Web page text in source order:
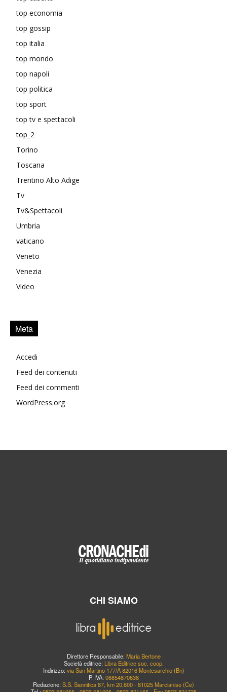
top economia
top gossip
top italia
top mondo
top napoli
top politica
top sport
top tv e spettacoli
top_2
Torino
Toscana
Trentino Alto Adige
Tv
Tv&Spettacoli
Umbria
vaticano
Veneto
Venezia
Video
Meta
Accedi
Feed dei contenuti
Feed dei commenti
WordPress.org
CHI SIAMO
Direttore Responsabile: Maria Bertone
Società editrice: Libra Editrice soc. coop.
Indirizzo: via San Martino 177/A 82016 Montesarchio (Bn)
P. IVA: 06854870638
Redazione: S.S. Sannitica 87, km 20,600 - 81025 Marcianise (Ce)